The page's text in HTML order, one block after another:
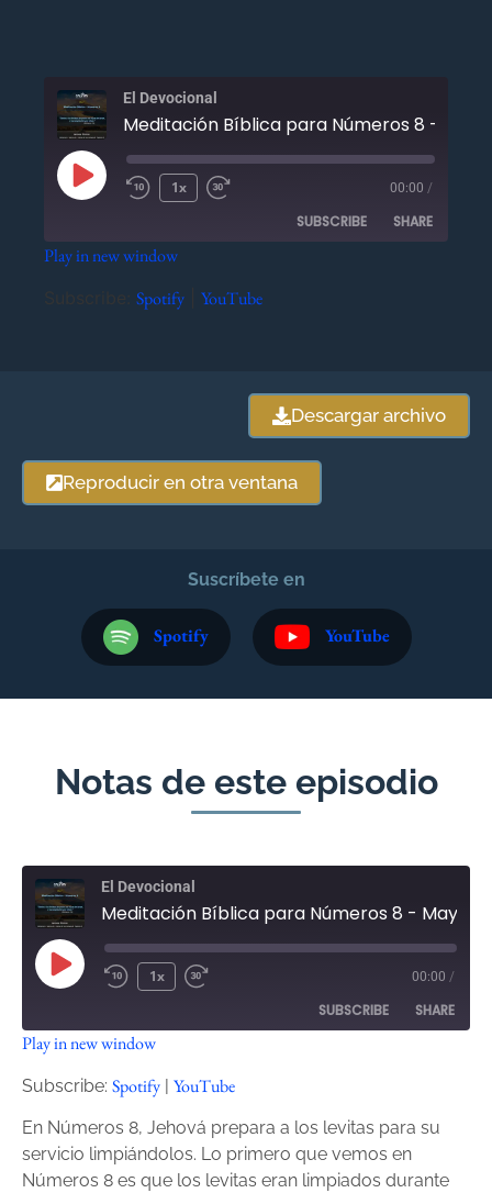
El Devocional
Meditación Bíblica para Números 8 - Mayo
1x 00:00 /
SUBSCRIBE SHARE
Play in new window
Spotify YouTube
Descargar archivo
Reproducir en otra ventana
Suscríbete en
Spotify YouTube
Notas de este episodio
El Devocional
Meditación Bíblica para Números 8 - Mayo 1
1x 00:00 /
SUBSCRIBE SHARE
Spotify
SHARE
LINK
EMBED
Play in new window
Subscribe: Spotify | YouTube
En Números 8, Jehová prepara a los levitas para su
servicio limpiándolos. Lo primero que vemos en
Números 8 es que los levitas eran limpiados durante